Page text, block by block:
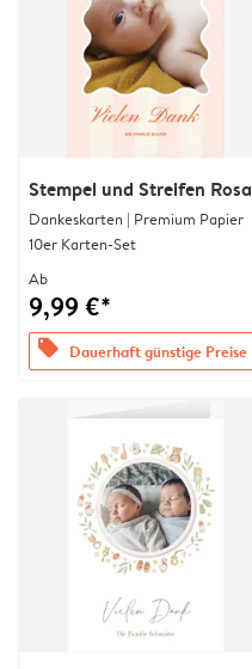
Stempel und Streifen Rosa
Dankeskarten | Premium Papier
10er Karten-Set
Ab
9,99 €*
offers Dauerhaft günstige Preise